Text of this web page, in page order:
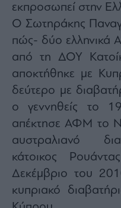
can
opt
out
at
any
time.
site
is
by
reCAPTCHA
and
Google
Privacy
Policy
and
of
apply.
εκπροσωπεί στην
Ο Σωτηράκης
πώς- δύο ελληνικά
από τη ΔΟΥ
αποκτήθηκε με
δεύτερο με
ο γεννηθείς το
απέκτησε ΑΦΜ το
αυστραλιανό
κάτοικος
Δεκέμβριο του
κυπριακό